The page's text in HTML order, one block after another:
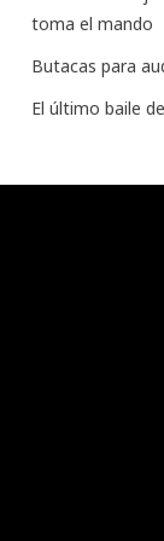
toma el mando
Butacas para
El último baile